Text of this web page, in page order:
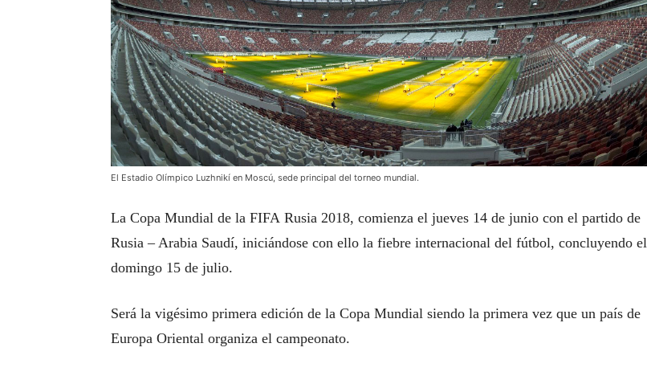
El Estadio Olímpico Luzhnikí en Moscú, sede principal del torneo mundial.
La Copa Mundial de la FIFA Rusia 2018, comienza el jueves 14 de junio con el partido de
Rusia – Arabia Saudí, iniciándose con ello la fiebre internacional del fútbol, concluyendo el
domingo 15 de julio.
Será la vigésimo primera edición de la Copa Mundial siendo la primera vez que un país de
Europa Oriental organiza el campeonato.